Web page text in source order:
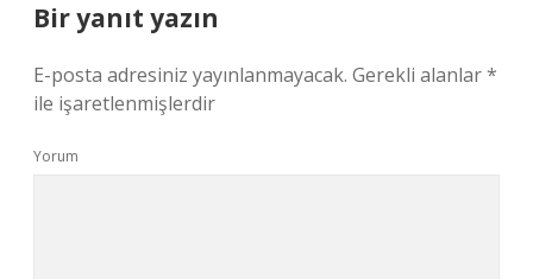
Bir yanıt yazın
E-posta adresiniz yayınlanmayacak. Gerekli alanlar*
ile işaretlenmişlerdir
Yorum